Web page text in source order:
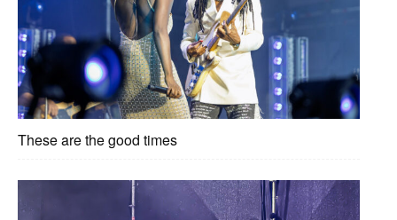
These are the good times